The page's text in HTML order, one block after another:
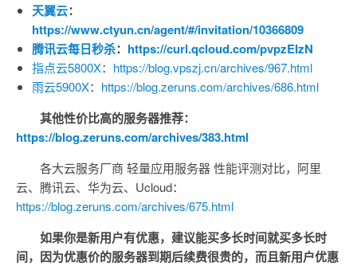
天翼云：
https://www.ctyun.cn/agent/#/invitation/10366809
腾讯云每日秒杀： https://curl.qcloud.com/pvpzEIzN
指点云5800X： https://blog.vpszj.cn/archives/967.html
雨云5900X： https://blog.zeruns.com/archives/686.html
其他性价比高的服务器推荐：
https://blog.zeruns.com/archives/383.html
各大云服务厂商 轻量应用服务器 性能评测对比，阿里
云、腾讯云、华为云、Ucloud：
https://blog.zeruns.com/archives/675.html
如果你是新用户有优惠，建议能买多长时间就买多长时
间，因为优惠价的服务器到期后续费很贵的，而且新用户优惠